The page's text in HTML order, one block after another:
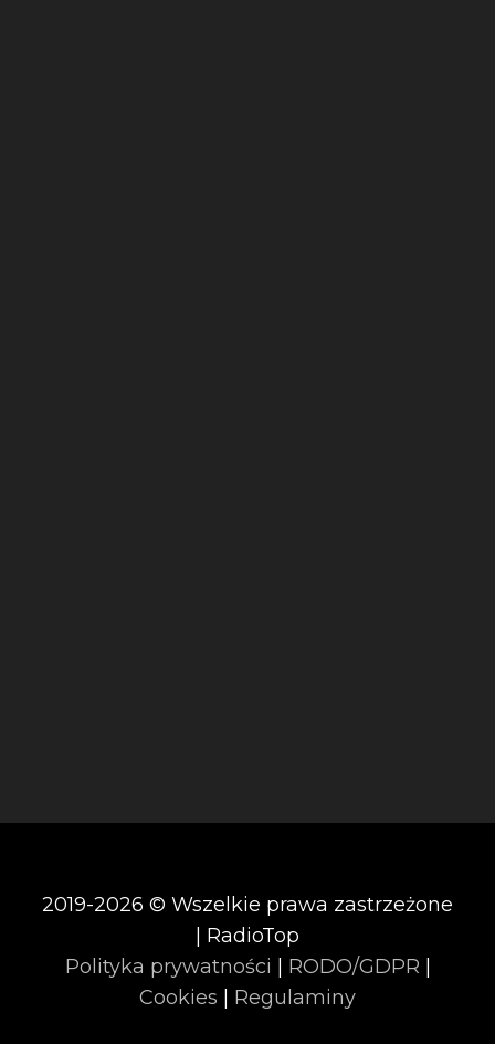
2019-2026 © Wszelkie prawa zastrzeżone
| RadioTop
Polityka prywatności
RODO/GDPR
Cookies
Regulaminy